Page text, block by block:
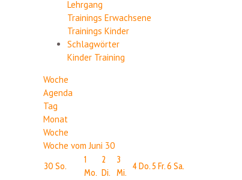
Lehrgang
Trainings Erwachsene
Trainings Kinder
Schlagwörter
Kinder Training
Woche
Agenda
Tag
Monat
Woche
Woche vom Juni 30
30 So.
1
Mo.
2
Di.
3
Mi.
4Do.5 Fr.6 Sa.